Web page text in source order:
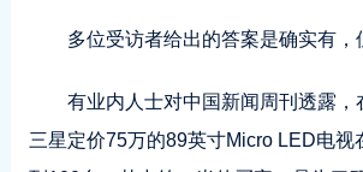
多位受访者给出的答案是确实有，
有业内人士对中国新闻周刊透露，
三星定价75万的89英寸Micro LED电视